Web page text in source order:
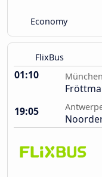
Economy
FlixBus
01:10 München
19:05